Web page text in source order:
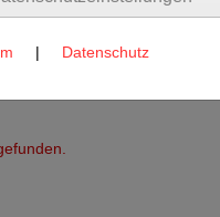
| Datenschutz